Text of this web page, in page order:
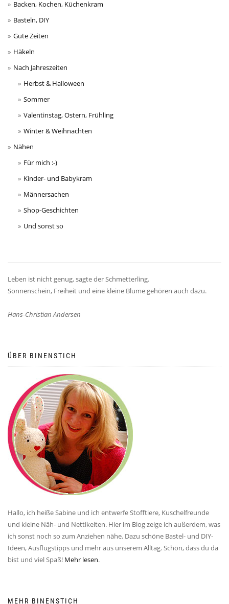
Backen, Kochen, Küchenkram
Basteln, DIY
Gute Zeiten
Häkeln
Nach Jahreszeiten
Herbst & Halloween
Sommer
Valentinstag, Ostern, Frühling
Winter & Weihnachten
Nähen
Für mich :-)
Kinder- und Babykram
Männersachen
Shop-Geschichten
Und sonst so
Leben ist nicht genug, sagte der Schmetterling.
Sonnenschein, Freiheit und eine kleine Blume gehören auch dazu.
Hans-Christian Andersen
ÜBER BINENSTICH
Hallo, ich heiße Sabine und ich entwerfe Stofftiere, Kuschelfreunde
und kleine Näh- und Nettikeiten. Hier im Blog zeige ich außerdem, was
ich sonst noch so zum Anziehen nähe. Dazu schöne Bastel- und DIY-
Ideen, Ausflugstipps und mehr aus unserem Alltag. Schön, dass du da
bist und viel Spaß! Mehr lesen.
MEHR BINENSTICH